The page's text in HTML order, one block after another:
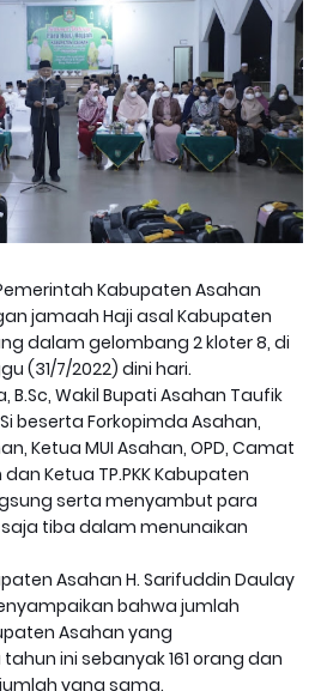
Kabupaten Asahan
jamaah Haji asal Kabupaten
dalam gelombang 2 kloter 8, di
(31/7/2022) dini hari.
B.Sc, Wakil Bupati Asahan Taufik
beserta Forkopimda Asahan,
Ketua MUI Asahan, OPD, Camat
Ketua TP.PKK Kabupaten
serta menyambut para
tiba dalam menunaikan
Asahan H. Sarifuddin Daulay
bahwa jumlah
Asahan yang
ini sebanyak 161 orang dan
yang sama.